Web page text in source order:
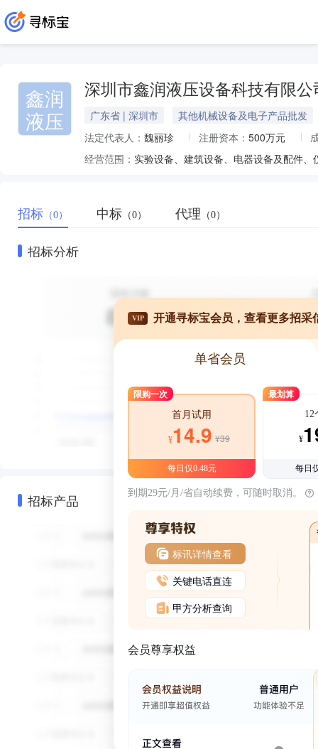
鑫润
液压
深圳市鑫润液压设备科技有限公
广东省 | 深圳市
其他机械设备及电子产品批发
法定代表人： 魏丽珍 注册资本： 500万元
经营范围：
招标 （0） 中标 （0） 代理 （0）
招标分析
招标产品
VIP 开通寻标宝会员，查看更多招采
单省会员
限购一次
首月试用
¥14.9 ¥39
每日仅0.48元
最划算
12
¥
每日
到期29元/月/省自动续费，可随时取消。
标讯详情查看
关键电话直连
甲方分析查询
会员尊享权益